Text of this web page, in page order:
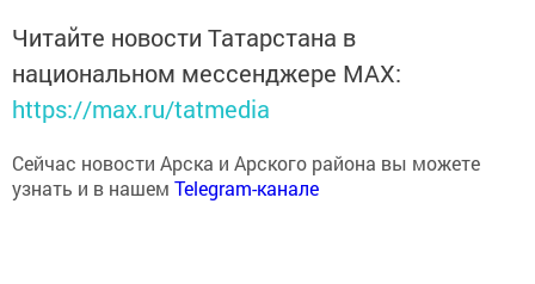
Читайте новости Татарстана в
национальном мессенджере MАХ:
https://max.ru/tatmedia
Сейчас новости Арска и Арского района вы можете
узнать и в нашем Telegram-канале